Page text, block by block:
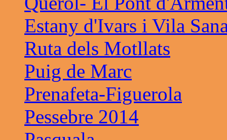
Estany d'Ivars i Vila
Ruta dels Motllats
Puig de Marc
Prenafeta-Figuerola
Pessebre 2014